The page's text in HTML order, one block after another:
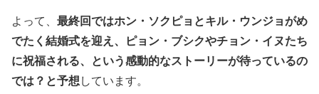
よって、 最終回ではホン・ソクピョとキル・ウンジョがめ
でたく結婚式を迎え、ピョン・ブシクやチョン・イヌたち
に祝福される、という感動的なストーリーが待っているの
では？と予想 しています。